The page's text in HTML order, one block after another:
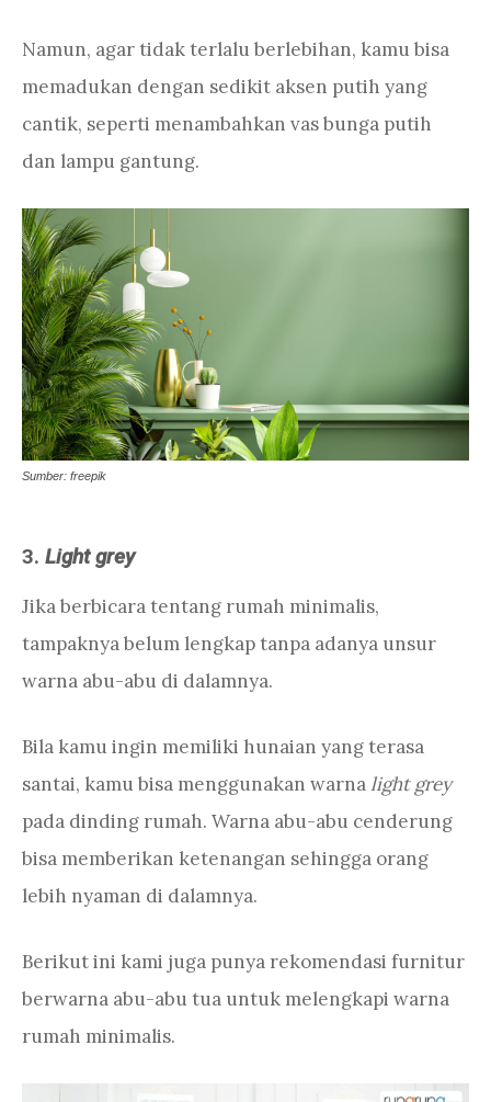
Namun, agar tidak terlalu berlebihan, kamu bisa
memadukan dengan sedikit aksen putih yang
cantik, seperti menambahkan vas bunga putih
dan lampu gantung.
Sumber: freepik
3. Light grey
Jika berbicara tentang rumah minimalis,
tampaknya belum lengkap tanpa adanya unsur
warna abu-abu di dalamnya.
Bila kamu ingin memiliki hunaian yang terasa
santai, kamu bisa menggunakan warnalight grey
pada dinding rumah. Warna abu-abu cenderung
bisa memberikan ketenangan sehingga orang
lebih nyaman di dalamnya.
Berikut ini kami juga punya rekomendasi furnitur
berwarna abu-abu tua untuk melengkapi warna
rumah minimalis.